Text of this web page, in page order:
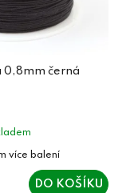
0,8mm černá
DO KOŠÍKU